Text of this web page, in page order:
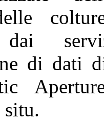
dai
di dati
situ.